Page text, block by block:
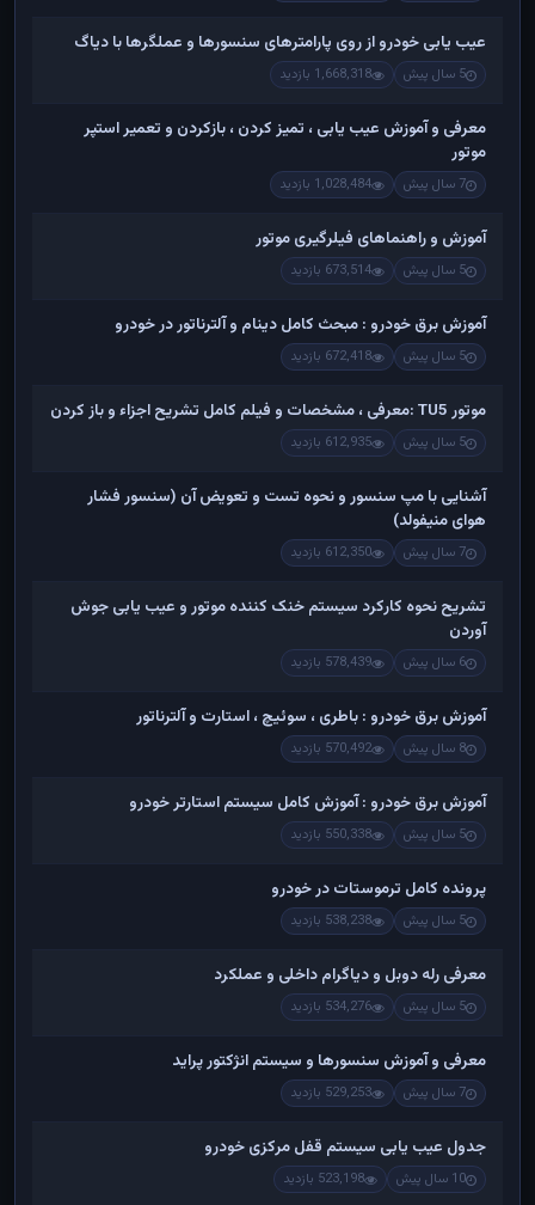
عیب یابی خودرو از روی پارامترهای سنسورها و عملگرها با دیاگ
5 سال پیش 1,668,318 بازدید
معرفی و آموزش عیب یابی ، تمیز کردن ، بازکردن و تعمیر استپر
موتور
7 سال پیش 1,028,484 بازدید
آموزش و راهنماهای فیلرگیری موتور
5 سال پیش 673,514 بازدید
آموزش برق خودرو : مبحث کامل دینام و آلترناتور در خودرو
5 سال پیش 672,418 بازدید
موتور TU5 :معرفی ، مشخصات و فیلم کامل تشریح اجزاء و باز کردن
5 سال پیش 612,935 بازدید
آشنایی با مپ سنسور و نحوه تست و تعویض آن (سنسور فشار
هوای منیفولد)
7 سال پیش 612,350 بازدید
تشریح نحوه کارکرد سیستم خنک کننده موتور و عیب یابی جوش
آوردن
6 سال پیش 578,439 بازدید
آموزش برق خودرو : باطری ، سوئیچ ، استارت و آلترناتور
8 سال پیش 570,492 بازدید
آموزش برق خودرو : آموزش کامل سیستم استارتر خودرو
5 سال پیش 550,338 بازدید
پرونده کامل ترموستات در خودرو
5 سال پیش 538,238 بازدید
معرفی رله دوبل و دیاگرام داخلی و عملکرد
5 سال پیش 534,276 بازدید
معرفی و آموزش سنسورها و سیستم انژکتور پراید
7 سال پیش 529,253 بازدید
جدول عیب یابی سیستم قفل مرکزی خودرو
10 سال پیش 523,198 بازدید